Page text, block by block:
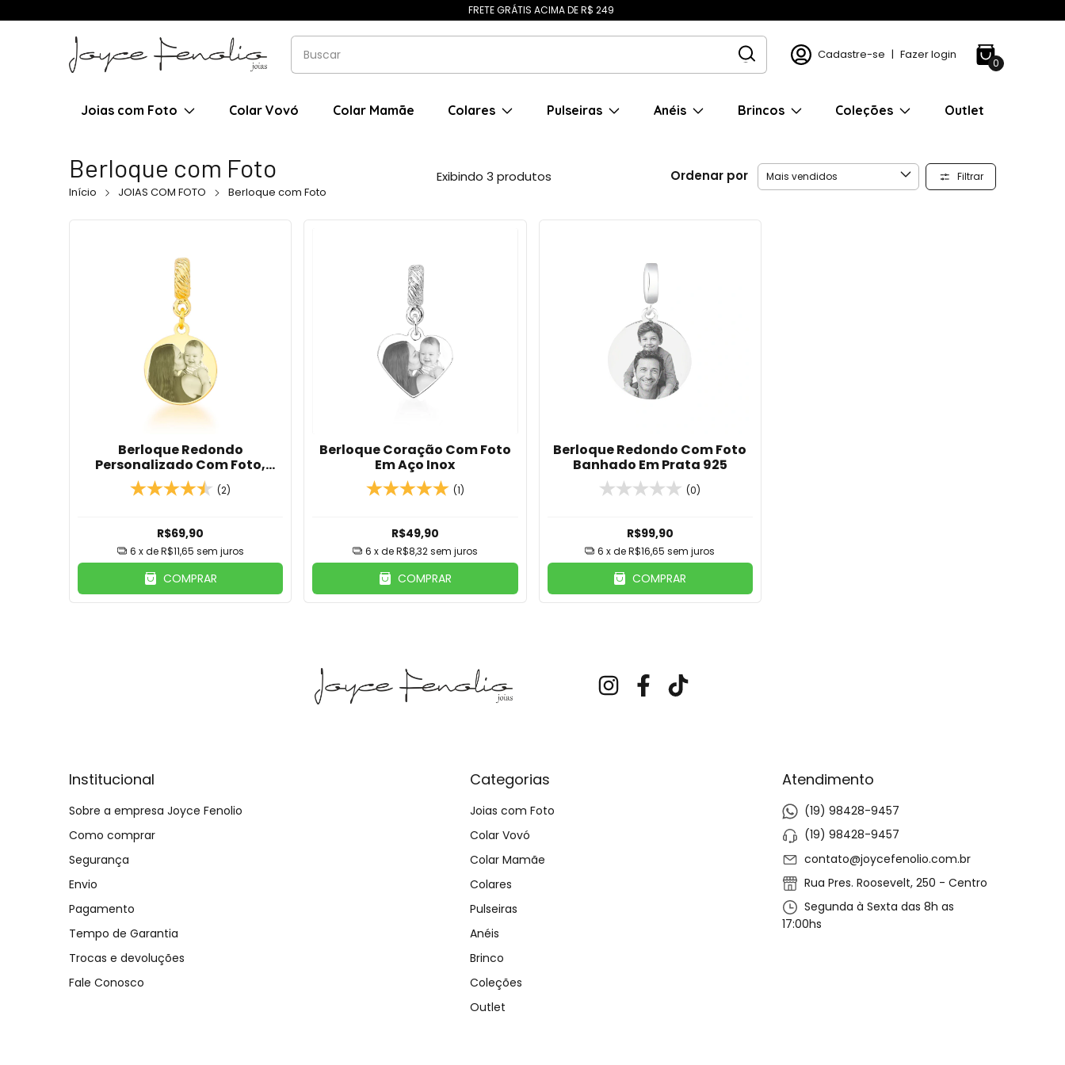
FRETE GRÁTIS ACIMA DE R$ 249
Cadastre-se | Fazer login
0
Joias com Foto Colar Vovó Colar Mamãe Colares Pulseiras Anéis Brincos Coleções Outlet
Berloque com Foto
Início JOIAS COM FOTO Berloque com Foto
Exibindo 3 produtos Ordenar por Filtrar
Berloque Redondo
Personalizado Com Foto,
Nome ou Frase
(2)
R$69,90
6 x deR$11,65 sem juros
COMPRAR
Berloque Coração Com Foto
Em Aço Inox
(1)
R$49,90
6 x deR$8,32sem juros
COMPRAR
Berloque Redondo Com Foto
Banhado Em Prata 925
(0)
R$99,90
6 x deR$16,65 sem juros
COMPRAR
Institucional
Sobre a empresa Joyce Fenolio
Como comprar
Segurança
Envio
Pagamento
Tempo de Garantia
Trocas e devoluções
Fale Conosco
Categorias
Joias com Foto
Colar Vovó
Colar Mamãe
Colares
Pulseiras
Anéis
Brinco
Coleções
Outlet
Atendimento
(19) 98428-9457
(19) 98428-9457
contato@joycefenolio.com.br
Rua Pres. Roosevelt, 250 - Centro
Segunda à Sexta das 8h as
17:00hs